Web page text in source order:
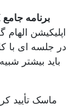
برنامه جامع X
الهام
جلسه ای با
باید بیشتر شبیه
ماسک تأیید کرد